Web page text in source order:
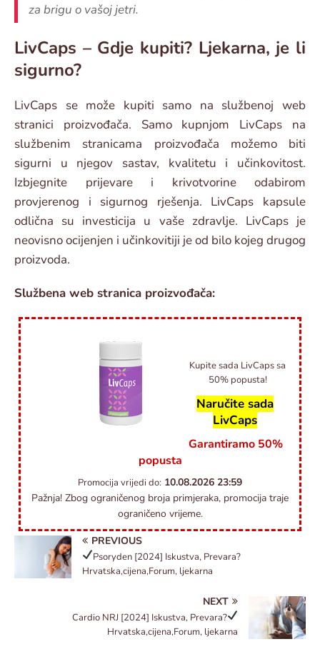
za brigu o vašoj jetri.
LivCaps – Gdje kupiti? Ljekarna, je li
sigurno?
LivCaps se može kupiti samo na službenoj web
stranici proizvođača. Samo kupnjom LivCaps na
službenim stranicama proizvođača možemo biti
sigurni u njegov sastav, kvalitetu i učinkovitost.
Izbjegnite prijevare i krivotvorine odabirom
provjerenog i sigurnog rješenja. LivCaps kapsule
odlična su investicija u vaše zdravlje. LivCaps je
neovisno ocijenjen i učinkovitiji je od bilo kojeg drugog
proizvoda.
Službena web stranica proizvođača:
Kupite sada LivCaps sa
50% popusta!
Naručite sada
LivCaps
Garantiramo 50%
popusta
Promocija vrijedi do: 10.08.2026 23:59
Pažnja! Zbog ograničenog broja primjeraka, promocija traje
ograničeno vrijeme.
PREVIOUS
Psoryden [2024] Iskustva, Prevara?
Hrvatska,cijena,Forum, ljekarna
NEXT
Cardio NRJ [2024] Iskustva, Prevara?
Hrvatska,cijena,Forum, ljekarna